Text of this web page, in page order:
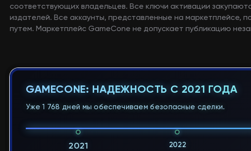
соответствующих владельцев. Все ключи активации
издателей. Все аккаунты, представленные на маркетплейсе,
путем. Маркетплейс GameCone не допускает публикацию
GAMECONE: НАДЕЖНОСТЬ С 2021 ГОДА
Уже 1 768 дней мы обеспечиваем безопасные сделки.
2021 2022